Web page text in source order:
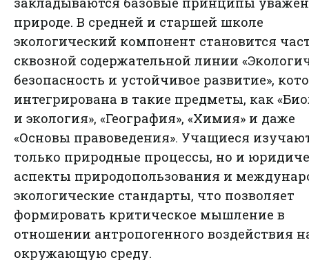
природе. В средней и старшей школе
экологический компонент становится
сквозной содержательной линии
безопасность и устойчивое развитие»,
интегрирована в такие предметы, как
и экология», «География», «Химия» и даже
«Основы правоведения». Учащиеся
только природные процессы, но и
аспекты природопользования и
экологические стандарты, что позволяет
формировать критическое мышление в
отношении антропогенного воздействия
окружающую среду.